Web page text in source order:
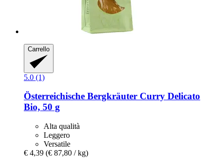
Carrello
5.0 (1)
Österreichische Bergkräuter Curry Delicato
Bio, 50 g
Alta qualità
Leggero
Versatile
€ 4,39 (€ 87,80 / kg)